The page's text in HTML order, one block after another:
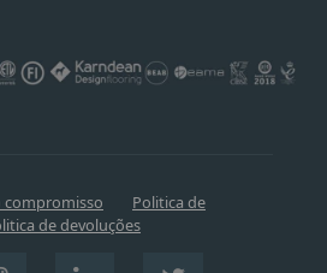
compromisso
Politica de
de devoluções